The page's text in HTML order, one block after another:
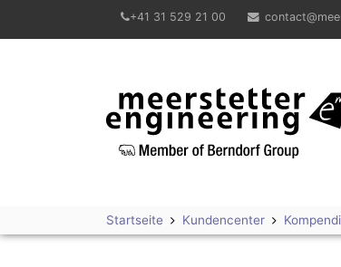
+41 31 529 21 00
Meerstetter Engineering GmbH
Startseite Kundencenter